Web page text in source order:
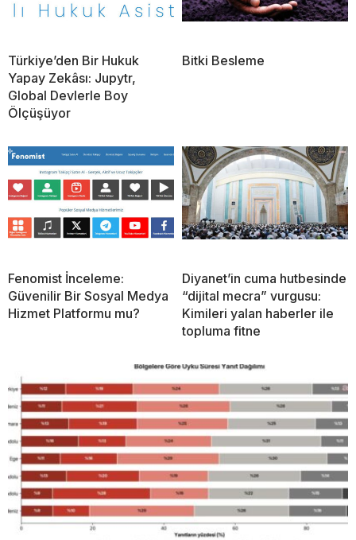
Türkiye’den Bir Hukuk
Yapay Zekâsı: Jupytr,
Global Devlerle Boy
Ölçüşüyor
Bitki Besleme
Fenomist İnceleme:
Güvenilir Bir Sosyal Medya
Hizmet Platformu mu?
Diyanet’in cuma hutbesinde
“dijital mecra” vurgusu:
Kimileri yalan haberler ile
topluma fitne